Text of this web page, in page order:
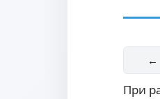
←
При